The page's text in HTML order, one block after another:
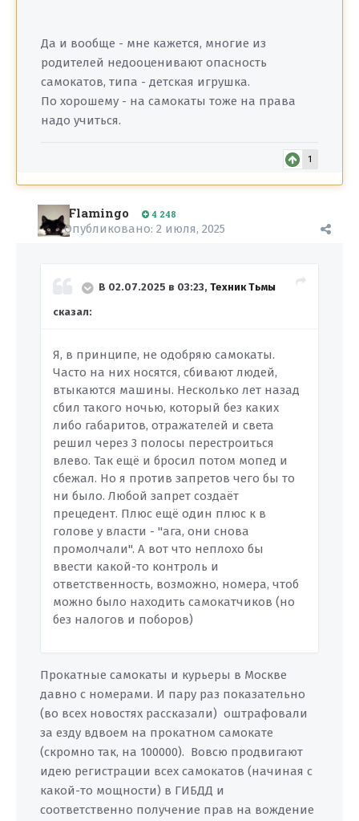
Да и вообще - мне кажется, многие из
родителей недооценивают опасность
самокатов, типа - детская игрушка.
По хорошему - на самокаты тоже на права
надо учиться.
1
Flamingo 4 248
Опубликовано: 2 июля, 2025
В 02.07.2025 в 03:23, Техник Тьмы
сказал:
Я, в принципе, не одобряю самокаты.
Часто на них носятся, сбивают людей,
втыкаются машины. Несколько лет назад
сбил такого ночью, который без каких
либо габаритов, отражателей и света
решил через 3 полосы перестроиться
влево. Так ещё и бросил потом мопед и
сбежал. Но я против запретов чего бы то
ни было. Любой запрет создаёт
прецедент. Плюс ещё один плюс к в
голове у власти - "ага, они снова
промолчали". А вот что неплохо бы
ввести какой-то контроль и
ответственность, возможно, номера, чтоб
можно было находить самокатчиков (но
без налогов и поборов)
Прокатные самокаты и курьеры в Москве
давно с номерами. И пару раз показательно
(во всех новостях рассказали) оштрафовали
за езду вдвоем на прокатном самокате
(скромно так, на 100000). Вовсю продвигают
идею регистрации всех самокатов (начиная с
какой-то мощности) в ГИБДД и
соответственно получение прав на вождение